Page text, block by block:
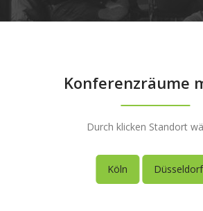
Konferenzräume
Durch klicken Standort
Köln Düsseldorf